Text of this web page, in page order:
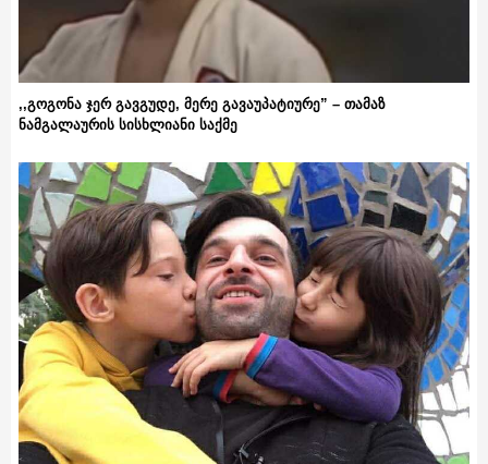
,,გოგონა ჯერ გავგუდე, მერე გავაუპატიურე” – თამაზ
ნამგალაურის სისხლიანი საქმე